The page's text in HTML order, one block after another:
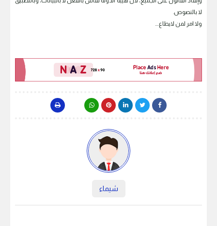
لا بالنصوص.
ولا امر لمن لايطاع....
شيماء